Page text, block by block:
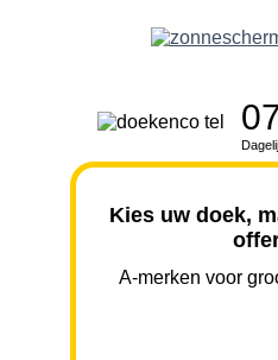
Kies uw doek,
A-merken voor